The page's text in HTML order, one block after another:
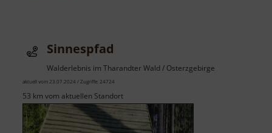
Sinnespfad
Walderlebnis im Tharandter Wald / Osterzgebirge
aktuell vom 23.07.2024 / Zugriffe: 24724
53 km vom aktuellen Standort